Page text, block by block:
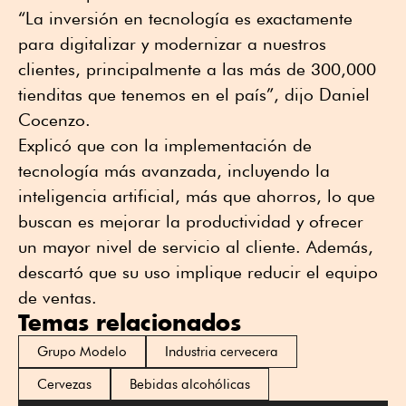
“La inversión en tecnología es exactamente
para digitalizar y modernizar a nuestros
clientes, principalmente a las más de 300,000
tienditas que tenemos en el país”, dijo Daniel
Cocenzo.
Explicó que con la implementación de
tecnología más avanzada, incluyendo la
inteligencia artificial, más que ahorros, lo que
buscan es mejorar la productividad y ofrecer
un mayor nivel de servicio al cliente. Además,
descartó que su uso implique reducir el equipo
de ventas.
Temas relacionados
Grupo Modelo
Industria cervecera
Cervezas
Bebidas alcohólicas